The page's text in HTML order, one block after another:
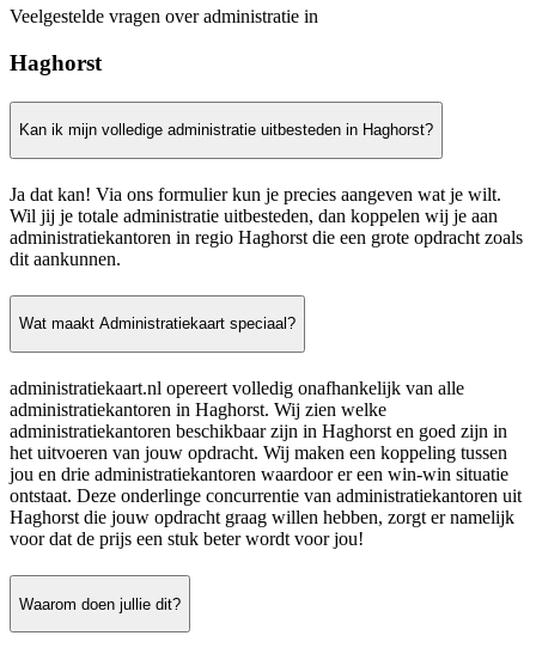
Veelgestelde vragen over administratie in
Haghorst
Kan ik mijn volledige administratie uitbesteden in Haghorst?
Ja dat kan! Via ons formulier kun je precies aangeven wat je wilt.
Wil jij je totale administratie uitbesteden, dan koppelen wij je aan
administratiekantoren in regio Haghorst die een grote opdracht zoals
dit aankunnen.
Wat maakt Administratiekaart speciaal?
administratiekaart.nl opereert volledig onafhankelijk van alle
administratiekantoren in Haghorst. Wij zien welke
administratiekantoren beschikbaar zijn in Haghorst en goed zijn in
het uitvoeren van jouw opdracht. Wij maken een koppeling tussen
jou en drie administratiekantoren waardoor er een win-win situatie
ontstaat. Deze onderlinge concurrentie van administratiekantoren uit
Haghorst die jouw opdracht graag willen hebben, zorgt er namelijk
voor dat de prijs een stuk beter wordt voor jou!
Waarom doen jullie dit?